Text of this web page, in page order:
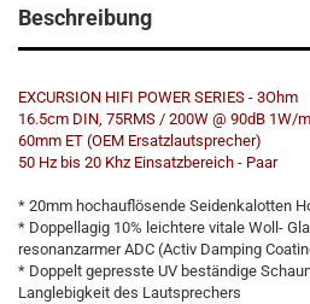
Beschreibung
EXCURSION HIFI POWER SERIES - 3Ohm
16.5cm DIN, 75RMS / 200W @ 90dB 1W/m
60mm ET (OEM Ersatzlautsprecher)
50 Hz bis 20 Khz Einsatzbereich - Paar
* 20mm hochauflösende Seidenkalotten
* Doppellagig 10% leichtere vitale Woll-
resonanzarmer ADC (Activ Damping
* Doppelt gepresste UV beständige
Langlebigkeit des Lautsprechers